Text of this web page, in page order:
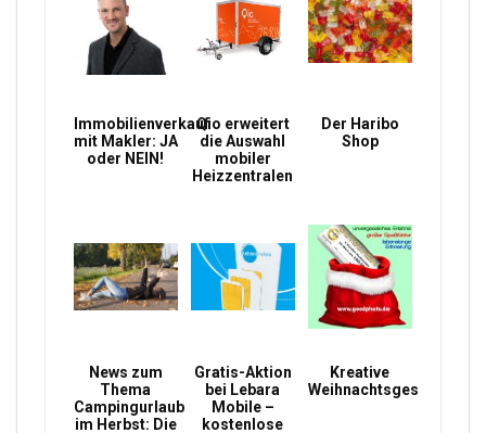
Immobilienverkauf
mit Makler: JA
oder NEIN!
Qio erweitert
die Auswahl
mobiler
Heizzentralen
Der Haribo
Shop
News zum
Thema
Campingurlaub
im Herbst: Die
Gratis-Aktion
bei Lebara
Mobile –
kostenlose
Kreative
Weihnachtsgeschenke